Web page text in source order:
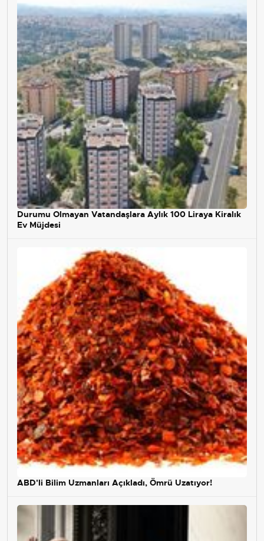
Durumu Olmayan Vatandaşlara Aylık 100 Liraya Kiralık
Ev Müjdesi
ABD'li Bilim Uzmanları Açıkladı, Ömrü Uzatıyor!